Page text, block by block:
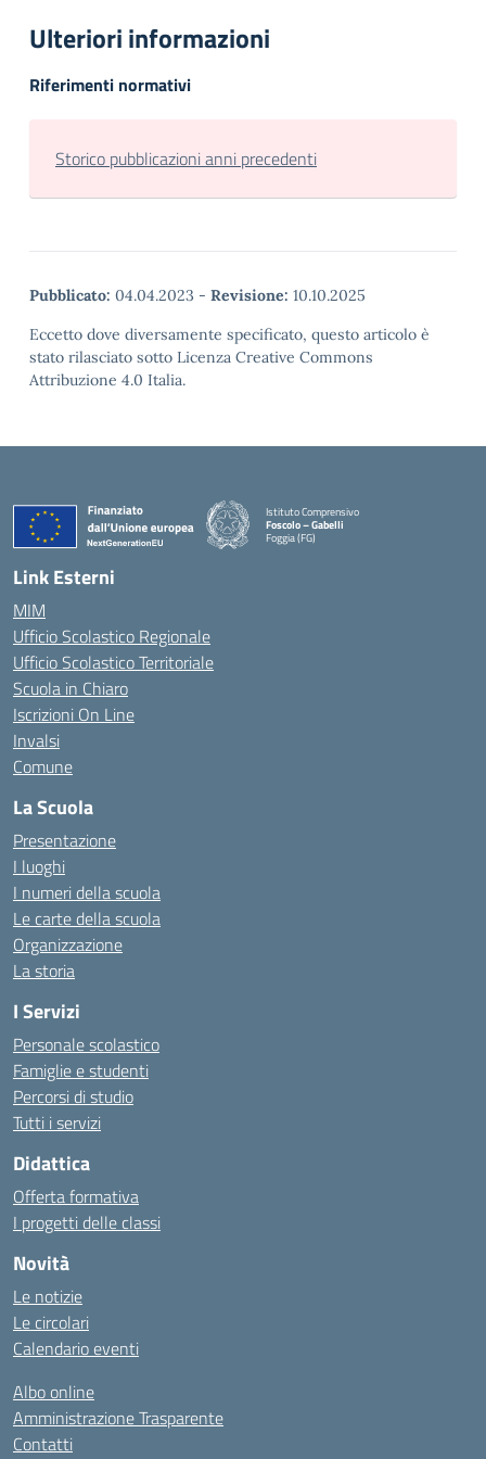
Ulteriori informazioni
Riferimenti normativi
Storico pubblicazioni anni precedenti
Pubblicato: 04.04.2023 - Revisione: 10.10.2025
Eccetto dove diversamente specificato, questo articolo è
stato rilasciato sotto Licenza Creative Commons
Attribuzione 4.0 Italia.
Istituto Comprensivo
Foscolo – Gabelli
Foggia (FG)
— Visita la pagina iniziale della scuola
Link Esterni
MIM
Ufficio Scolastico Regionale
Ufficio Scolastico Territoriale
Scuola in Chiaro
Iscrizioni On Line
Invalsi
Comune
La Scuola
Presentazione
I luoghi
I numeri della scuola
Le carte della scuola
Organizzazione
La storia
I Servizi
Personale scolastico
Famiglie e studenti
Percorsi di studio
Tutti i servizi
Didattica
Offerta formativa
I progetti delle classi
Novità
Le notizie
Le circolari
Calendario eventi
Albo online
Amministrazione Trasparente
Contatti